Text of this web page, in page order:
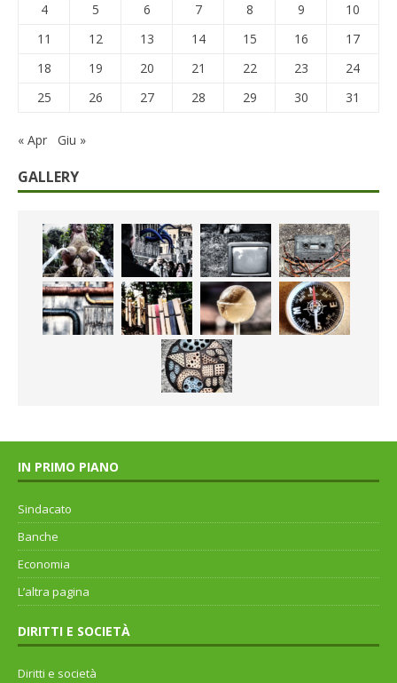
4
5 6 7 8 9
10
11
12 13 14 15 16
17
18
19 20 21 22 23
24
25
26 27 28 29 30 31
« Apr Giu »
GALLERY
IN PRIMO PIANO
Sindacato
Banche
Economia
L’altra pagina
DIRITTI E SOCIETÀ
Diritti e società